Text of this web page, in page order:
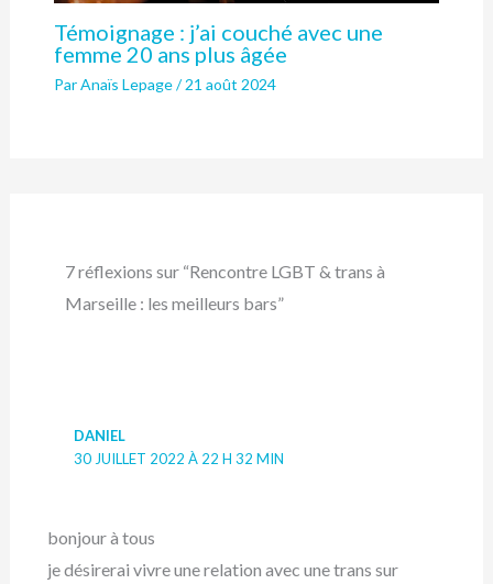
Témoignage : j’ai couché avec une
femme 20 ans plus âgée
ParAnaïs Lepage/21 août 2024
7 réflexions sur “Rencontre LGBT & trans à
Marseille : les meilleurs bars”
DANIEL
30 JUILLET 2022 À 22 H 32 MIN
bonjour à tous
je désirerai vivre une relation avec une trans sur